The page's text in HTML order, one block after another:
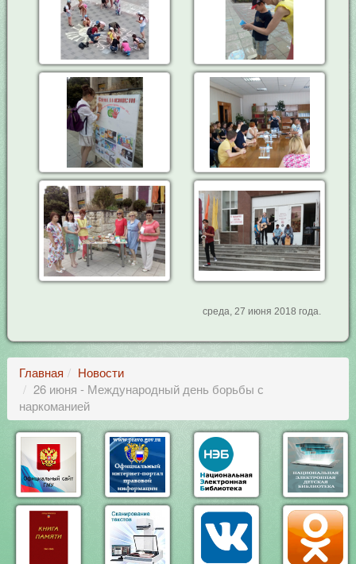
среда, 27 июня 2018 года.
Главная
Новости
26 июня - Международный день борьбы с
наркоманией